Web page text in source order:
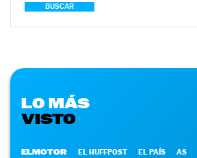
BUSCAR
LO MÁS
VISTO
ELMOTOR EL HUFFPOST EL PAÍS AS